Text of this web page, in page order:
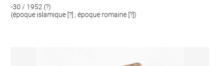
-30 / 1952 (?)
(époque islamique [?] ; époque romaine [?])